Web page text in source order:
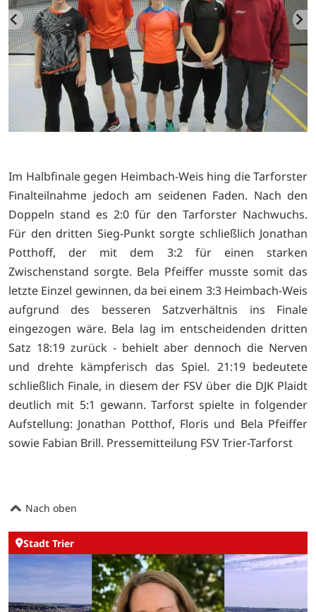
Im Halbfinale gegen Heimbach-Weis hing die Tarforster
Finalteilnahme jedoch am seidenen Faden. Nach den
Doppeln stand es 2:0 für den Tarforster Nachwuchs.
Für den dritten Sieg-Punkt sorgte schließlich Jonathan
Potthoff, der mit dem 3:2 für einen starken
Zwischenstand sorgte. Bela Pfeiffer musste somit das
letzte Einzel gewinnen, da bei einem 3:3 Heimbach-Weis
aufgrund des besseren Satzverhältnis ins Finale
eingezogen wäre. Bela lag im entscheidenden dritten
Satz 18:19 zurück - behielt aber dennoch die Nerven
und drehte kämpferisch das Spiel. 21:19 bedeutete
schließlich Finale, in diesem der FSV über die DJK Plaidt
deutlich mit 5:1 gewann. Tarforst spielte in folgender
Aufstellung: Jonathan Potthof, Floris und Bela Pfeiffer
sowie Fabian Brill. Pressemitteilung FSV Trier-Tarforst
Nach oben
Stadt Trier